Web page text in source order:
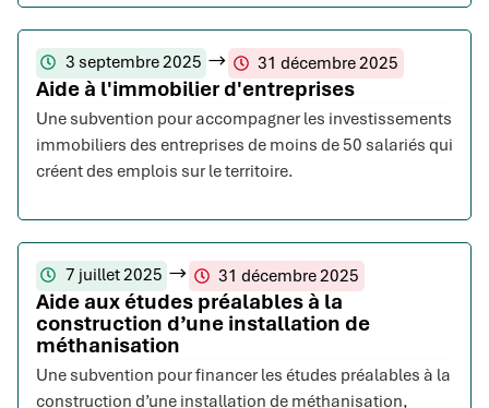
3 septembre 2025 31 décembre 2025
Aide à l'immobilier d'entreprises
Une subvention pour accompagner les investissements
immobiliers des entreprises de moins de 50 salariés qui
créent des emplois sur le territoire.
7 juillet 2025 31 décembre 2025
Aide aux études préalables à la
construction d’une installation de
méthanisation
Une subvention pour financer les études préalables à la
construction d’une installation de méthanisation,